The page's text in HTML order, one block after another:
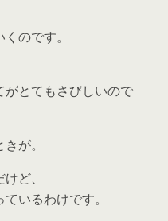
のです。
とてもさびしいので
が。
ど、
いるわけです。